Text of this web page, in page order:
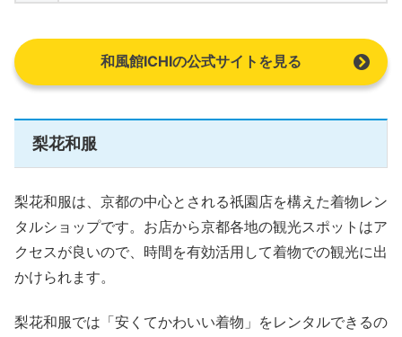
和風館ICHIの公式サイトを見る
梨花和服
梨花和服は、京都の中心とされる祇園店を構えた着物レン
タルショップです。お店から京都各地の観光スポットはア
クセスが良いので、時間を有効活用して着物での観光に出
かけられます。
梨花和服では「安くてかわいい着物」をレンタルできるの